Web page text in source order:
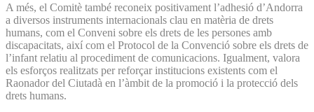
A més, el Comitè també reconeix positivament l’adhesió d’Andorra
a diversos instruments internacionals clau en matèria de drets
humans, com el Conveni sobre els drets de les persones amb
discapacitats, així com el Protocol de la Convenció sobre els drets de
l’infant relatiu al procediment de comunicacions. Igualment, valora
els esforços realitzats per reforçar institucions existents com el
Raonador del Ciutadà en l’àmbit de la promoció i la protecció dels
drets humans.